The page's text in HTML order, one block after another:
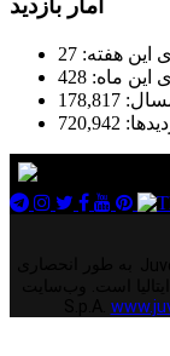
آمار بازدید
این هفته: 27
این ماه: 428
178,817
720,942